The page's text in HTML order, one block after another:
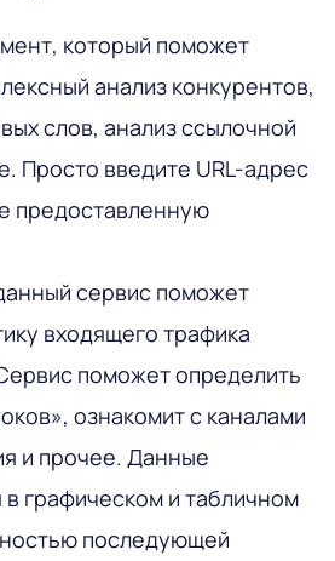
который поможет
анализ конкурентов,
слов, анализ ссылочной
Просто введите URL-адрес
предоставленную
сервис поможет
входящего трафика
поможет определить
ознакомит с каналами
и прочее. Данные
графическом и табличном
последующей